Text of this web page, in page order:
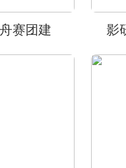
赛团建 影